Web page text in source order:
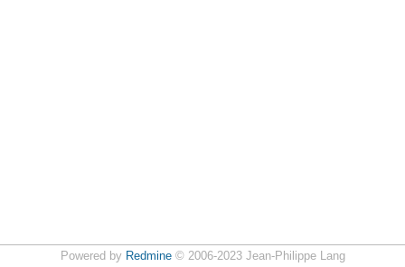
Powered by Redmine© 2006-2023 Jean-Philippe Lang